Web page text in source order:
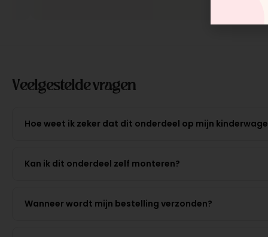
Veelgestelde vragen
Hoe weet ik zeker dat dit onderdeel op mijn
Kan ik dit onderdeel zelf monteren?
Wanneer wordt mijn bestelling verzonden?